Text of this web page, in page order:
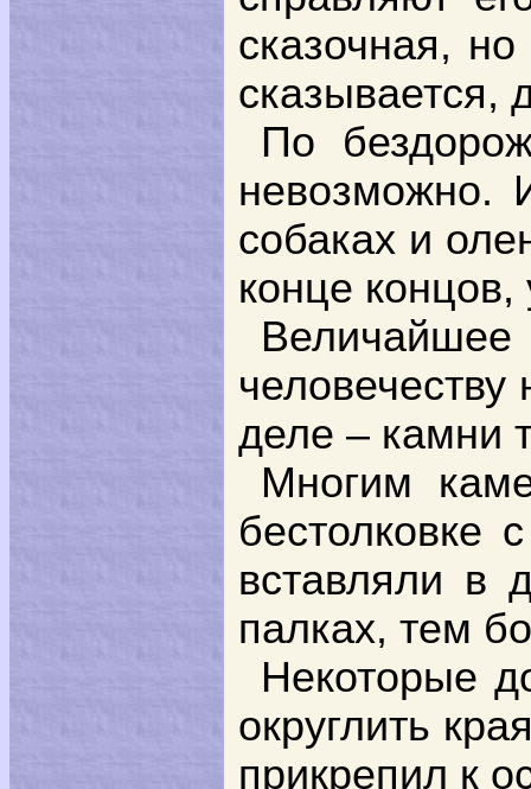
сказочная,
сказывается,
По
невозможно.
собаках и
конце
деле – камни
Многим
бестолковке
вставляли в
палках, тем
Некоторые
округлить
прикрепил к